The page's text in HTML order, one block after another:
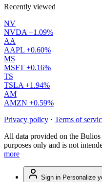
Recently viewed
NV
NVDA +1.09%
AA
AAPL +0.60%
MS
MSFT +0.16%
TS
TSLA +1.94%
AM
AMZN +0.59%
Privacy policy · Terms of
All data provided on the
purposes only and is not
more
Sign in Personalize